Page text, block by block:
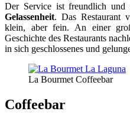
Der Service ist freundlich und
Gelassenheit. Das Restaurant
klein, aber fein. An einer
Geschichte des Restaurants
in sich geschlossenes und
La Bourmet Coffeebar
Coffeebar